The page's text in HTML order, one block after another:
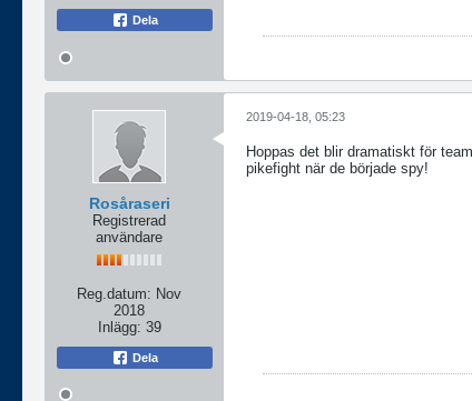
Dela
Rosåraseri
Registrerad
användare
Reg.datum: Nov
2018
Inlägg: 39
Dela
2019-04-18, 05:23
Hoppas det blir dramatiskt för
pikefight när de började spy!